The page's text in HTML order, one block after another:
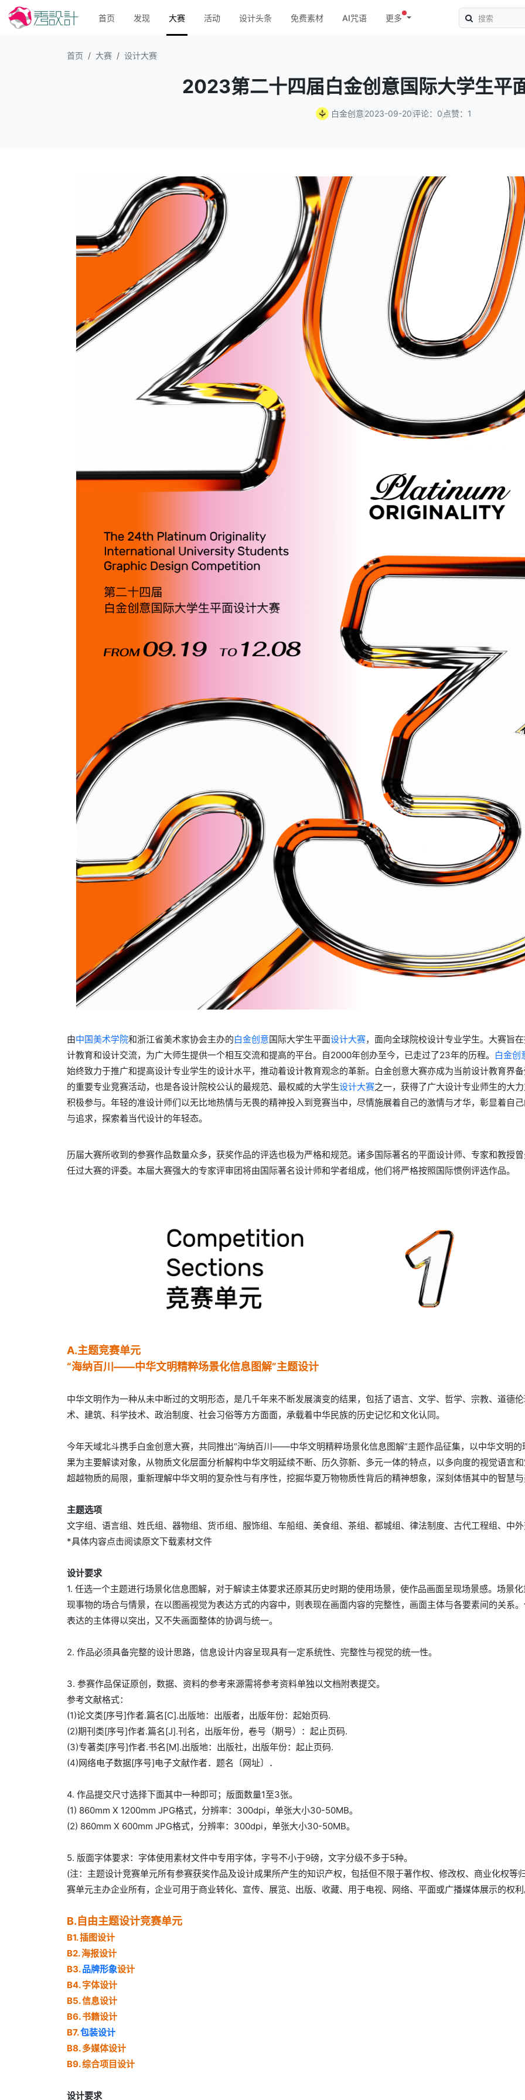
首页 发现 大赛 活动 设计头条 免费素材 AI咒语 更多
首页 大赛 设计大赛
2023第二十四届白金创意国际大学生平
白金创意2023-09-20评论：0 点赞：1
由中国美术学院和浙江省美术家协会主办的白金创意国际大学生平面设计大赛，面向全球院校设计专业学生。大赛旨
计教育和设计交流，为广大师生提供一个相互交流和提高的平台。自2000年创办至今，已走过了23年的历程。 白金创
始终致力于推广和提高设计专业学生的设计水平，推动着设计教育观念的革新。白金创意大赛亦成为当前设计教育界
的重要专业竞赛活动，也是各设计院校公认的最规范、最权威的大学生设计大赛之一，获得了广大设计专业师生的大
积极参与。年轻的准设计师们以无比地热情与无畏的精神投入到竞赛当中，尽情施展着自己的激情与才华，彰显着自
与追求，探索着当代设计的年轻态。
历届大赛所收到的参赛作品数量众多，获奖作品的评选也极为严格和规范。诸多国际著名的平面设计师、专家和教授
任过大赛的评委。本届大赛强大的专家评审团将由国际著名设计师和学者组成，他们将严格按照国际惯例评选作品。
A.主题竞赛单元
“海纳百川——中华文明精粹场景化信息图解”主题设计
中华文明作为一种从未中断过的文明形态，是几千年来不断发展演变的结果，包括了语言、文学、哲学、宗教、道德
术、建筑、科学技术、政治制度、社会习俗等方方面面，承载着中华民族的历史记忆和文化认同。
今年天域北斗携手白金创意大赛，共同推出“海纳百川——中华文明精粹场景化信息图解”主题作品征集，以中华文明的
果为主要解读对象，从物质文化层面分析解构中华文明延续不断、历久弥新、多元一体的特点，以多向度的视觉语言
超越物质的局限，重新理解中华文明的复杂性与有序性，挖掘华夏万物物质性背后的精神想象，深刻体悟其中的智慧
主题选项
文字组、语言组、姓氏组、器物组、货币组、服饰组、车船组、美食组、茶组、都城组、律法制度、古代工程组、中
*具体内容点击阅读原文下载素材文件
设计要求
1. 任选一个主题进行场景化信息图解，对于解读主体要求还原其历史时期的使用场景，使作品画面呈现场景感。场景
现事物的场合与情景，在以图画视觉为表达方式的内容中，则表现在画面内容的完整性，画面主体与各要素间的关系
表达的主体得以突出，又不失画面整体的协调与统一。
2. 作品必须具备完整的设计思路，信息设计内容呈现具有一定系统性、完整性与视觉的统一性。
3. 参赛作品保证原创，数据、资料的参考来源需将参考资料单独以文档附表提交。
参考文献格式：
(1)论文类[序号]作者.篇名[C].出版地：出版者，出版年份：起始页码.
(2)期刊类[序号]作者.篇名[J].刊名，出版年份，卷号（期号）：起止页码.
(3)专著类[序号]作者.书名[M].出版地：出版社，出版年份：起止页码.
(4)网络电子数据[序号]电子文献作者．题名〔网址〕．
4. 作品提交尺寸选择下面其中一种即可；版面数量1至3张。
(1) 860mm X 1200mm JPG格式，分辨率：300dpi，单张大小30-50MB。
(2) 860mm X 600mm JPG格式，分辨率：300dpi，单张大小30-50MB。
5. 版面字体要求：字体使用素材文件中专用字体，字号不小于9磅，文字分级不多于5种。
(注：主题设计竞赛单元所有参赛获奖作品及设计成果所产生的知识产权，包括但不限于著作权、修改权、商业化权等
赛单元主办企业所有，企业可用于商业转化、宣传、展览、出版、收藏、用于电视、网络、平面或广播媒体展示的权
B.自由主题设计竞赛单元
B1. 插图设计
B2. 海报设计
B3.品牌形象设计
B4. 字体设计
B5. 信息设计
B6. 书籍设计
B7.包装设计
B8. 多媒体设计
B9. 综合项目设计
设计要求